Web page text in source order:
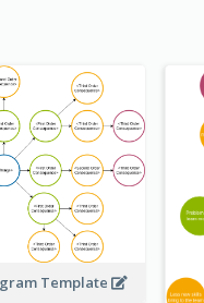
Template